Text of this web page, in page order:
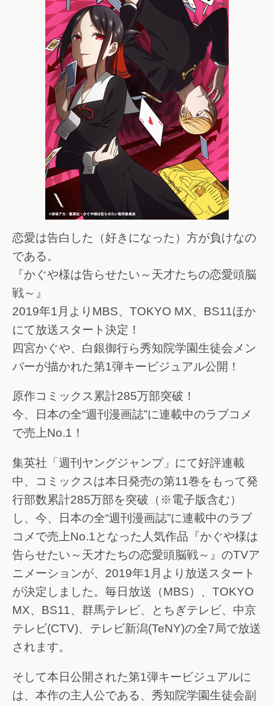
恋愛は告白した（好きになった）方が負けなの
である。
『かぐや様は告らせたい～天才たちの恋愛頭脳
戦～』
2019年1月よりMBS、TOKYO MX、BS11ほか
にて放送スタート決定！
四宮かぐや、白銀御行ら秀知院学園生徒会メン
バーが描かれた第1弾キービジュアル公開！
原作コミックス累計285万部突破！
今、日本の全“週刊漫画誌”に連載中のラブコメ
で売上No.1！
集英社「週刊ヤングジャンプ」にて好評連載
中、コミックスは本日発売の第11巻をもって発
行部数累計285万部を突破（※電子版含む）
し、今、日本の全“週刊漫画誌”に連載中のラブ
コメで売上No.1となった人気作品『かぐや様は
告らせたい～天才たちの恋愛頭脳戦～』のTVア
ニメーションが、2019年1月より放送スタート
が決定しました。毎日放送（MBS）、TOKYO
MX、BS11、群馬テレビ、とちぎテレビ、中京
テレビ(CTV)、テレビ新潟(TeNY)の全7局で放送
されます。
そして本日公開された第1弾キービジュアルに
は、本作の主人公である、秀知院学園生徒会副